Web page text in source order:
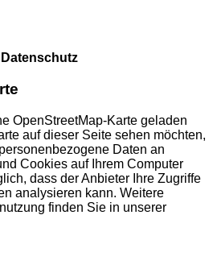
OpenStreetMap-Karte geladen
auf dieser Seite sehen möchten,
Daten an
Cookies auf Ihrem Computer
dass der Anbieter Ihre Zugriffe
analysieren kann. Weitere
finden Sie in unserer